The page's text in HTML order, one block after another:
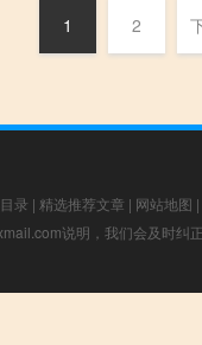
1 2
录 | 精选推荐文章 | 网站地图 |
说明，我们会及时纠